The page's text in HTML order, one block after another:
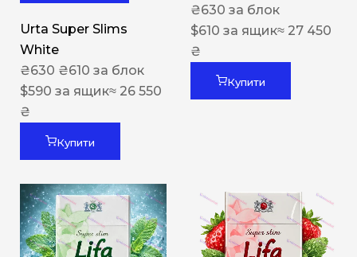
Urta Super Slims
White
₴630 ₴610 за блок
$590 за ящик≈ 26 550
₴
Купити
₴630 за блок
$610 за ящик≈ 27 450
₴
Купити